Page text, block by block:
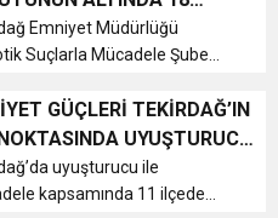
GÜNÜDÜR”“CANDAN”
İKİ İLÇEYE İKİ
ŞENLİĞİNDE
gerçekleştirilen
LİRALIK UYUŞTURUCU
ELE GEÇİRİLDİ
Emniyet Müdürlüğü
Suçlarla Mücadele Şube
sevkiyatına yönelik
çalışmalar kapsamında
önemli bir operasyona
Ç...
GÜÇLERİ TEKİRDAĞ’IN
UYUŞTURUCU
YAPTI
uyuşturucu ile
kapsamında 11 ilçede